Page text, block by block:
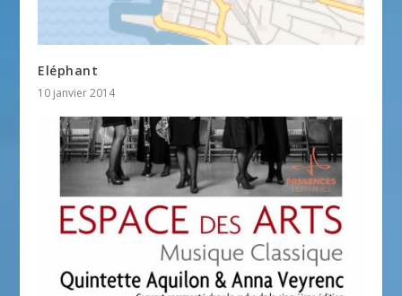
Eléphant
10 janvier 2014